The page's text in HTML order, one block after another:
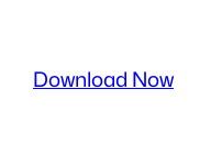
Download Now